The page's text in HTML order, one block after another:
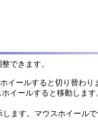
できます。
イールすると切り替わり
ホイールすると移動しま
ます。マウスホイール